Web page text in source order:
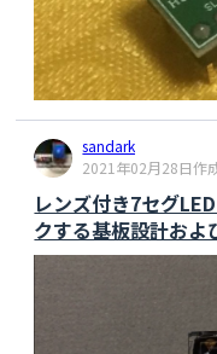
sandark
2021年02月28日作
レンズ付き7セグ
クする基板設計およ